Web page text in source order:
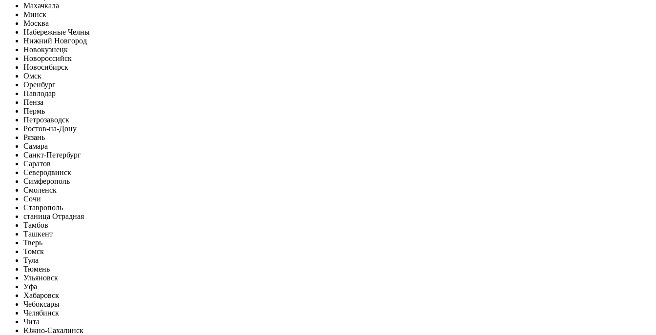
Махачкала
Минск
Москва
Набережные Челны
Нижний Новгород
Новокузнецк
Новороссийск
Новосибирск
Омск
Оренбург
Павлодар
Пенза
Пермь
Петрозаводск
Ростов-на-Дону
Рязань
Самара
Санкт-Петербург
Саратов
Северодвинск
Симферополь
Смоленск
Сочи
Ставрополь
станица Отрадная
Тамбов
Ташкент
Тверь
Томск
Тула
Тюмень
Ульяновск
Уфа
Хабаровск
Чебоксары
Челябинск
Чита
Южно-Сахалинск